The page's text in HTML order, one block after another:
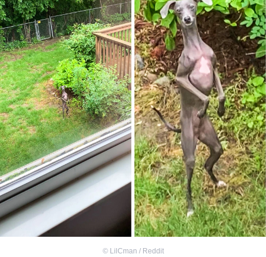
© LilCman / Reddit